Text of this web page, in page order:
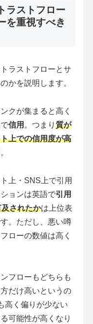
ラストフロー
を重視すべき
ラストフローとサ
かを説明します。
クが集まると高く
信用 。つまり 質が
上での信用度が高
上・SNS上で引用
ョンは英語で引用
されたかは上位表
。ただし、悪い噂
ローの数値は高く
フローもどちらも
だけ高いというの
高く偏りが少ない
可能性が高くなり